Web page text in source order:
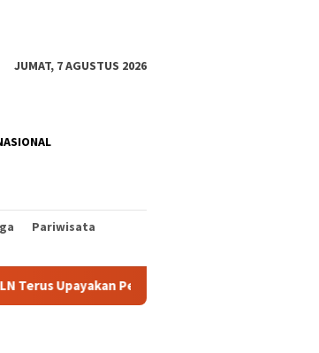
JUMAT, 7 AGUSTUS 2026
Pariwisata
Pemulihan